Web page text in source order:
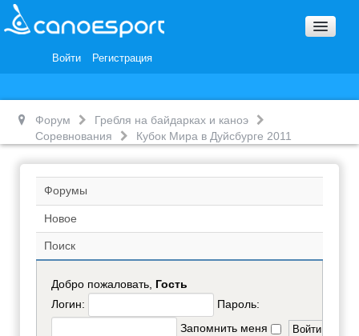
Войти Регистрация
Награды и Благодарности
Форум
Гребля на байдарках и каноэ
Соревнования
Кубок Мира в Дуйсбурге 2011
Форумы
Новое
Поиск
Добро пожаловать, Гость
Логин:
Пароль:
Запомнить меня